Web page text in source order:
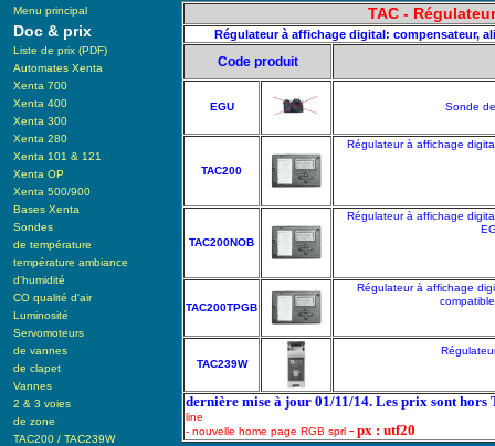
Menu principal
Doc & prix
Liste de prix (PDF)
Automates Xenta
Xenta 700
Xenta 400
Xenta 300
Xenta 280
Xenta 101 & 121
Xenta OP
Xenta 500/900
Bases Xenta
Sondes
de température
température ambiance
d'humidité
CO qualité d'air
Luminosité
Servomoteurs
de vannes
de clapet
Vannes
2 & 3 voies
de zone
TAC200 / TAC239W
TAC -
Régulateur à affichage digital: compensateur,
Code produit
EGU Sonde
TAC200
Régulateur à affichage
TAC200NOB
Régulateur à affichage
TAC200TPGB
Régulateur à affichage
TAC239W
dernière mise à jour 01/11/14. Les prix sont
line
- nouvelle home page RGB sprl - px : utf20